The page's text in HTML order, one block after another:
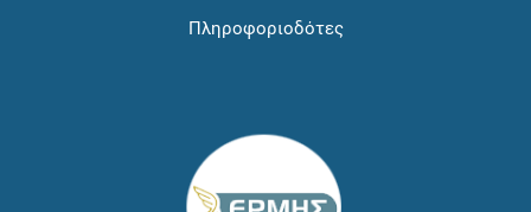
Πληροφοριοδότες